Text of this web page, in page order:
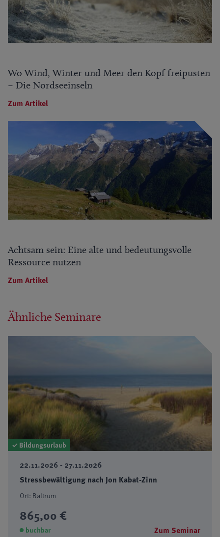
Wo Wind, Winter und Meer den Kopf freipusten
– Die Nordseeinseln
Zum Artikel
Achtsam sein: Eine alte und bedeutungsvolle
Ressource nutzen
Zum Artikel
Ähnliche Seminare
✓ Bildungsurlaub
22.11.2026 - 27.11.2026
Stressbewältigung nach Jon Kabat-Zinn
Ort: Baltrum
865,00 €
buchbar Zum Seminar